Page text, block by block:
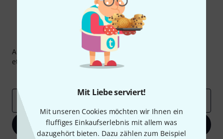
Mit Liebe serviert!
Mit unseren Cookies möchten wir Ihnen ein
fluffiges Einkaufserlebnis mit allem was
dazugehört bieten. Dazu zählen zum Beispiel
Thomann Newsletter
Abonniere den Thomann Newsletter und gewinne mit
etwas Glück einen von50 Gutscheinen
E-Mail-Adresse
Jetzt anmelden